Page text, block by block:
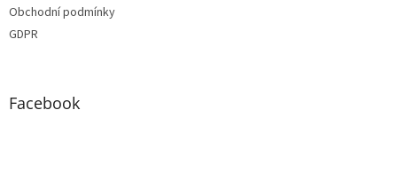
Obchodní podmínky
GDPR
Facebook